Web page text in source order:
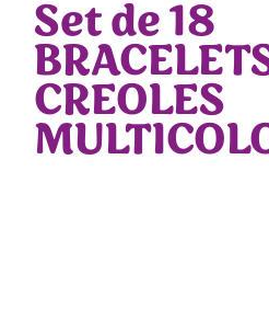
Set de 18
CREOLES